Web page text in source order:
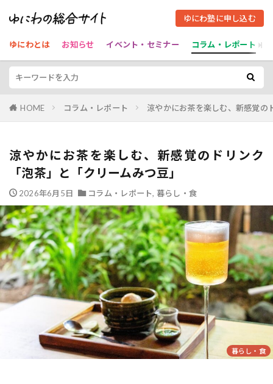
ゆにわ塾に申し込む
ゆにわとは お知らせ イベント・セミナー コラム・レポート
HOME コラム・レポート 涼やかにお茶を楽しむ、新感覚の
涼やかにお茶を楽しむ、新感覚のドリンク
「泡茶」と「クリームみつ豆」
2026年6月5日 コラム・レポート, 暮らし・食
暮らし・食